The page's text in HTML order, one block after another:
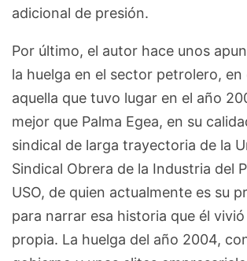
adicional de presión.
Por último, el autor hace unos
la huelga en el sector petrolero, en
aquella que tuvo lugar en el año
mejor que Palma Egea, en su
sindical de larga trayectoria de la
Sindical Obrera de la Industria del
USO, de quien actualmente es su
para narrar esa historia que él
propia. La huelga del año 2004,